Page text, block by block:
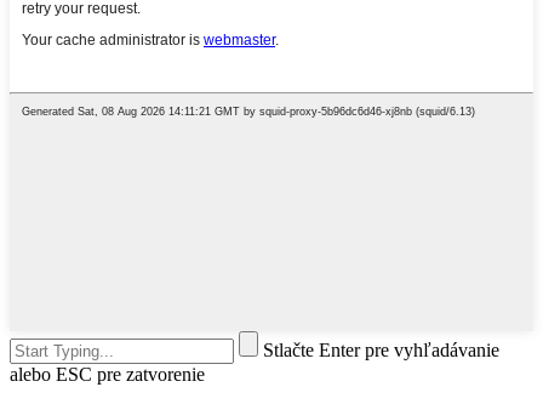
Stlačte Enter pre vyhľadávanie
alebo ESC pre zatvorenie